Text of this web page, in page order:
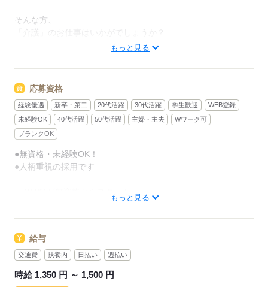
そんな方、
経験や資格がまったくいらない
“サポート”的なお仕事が増えてるんです。
たとえば、未経験・無資格の
新人さんにお任せするのは
の補充・運搬 など
カンタンなお仕事ばかり。
お仕事に慣れてきたら、少しずつ
専門的なこともお任せしていきます。
（食事・入浴・お手洗いのサポートなど）
きちんと経験を積めば、
もっと見る
応募資格
経験優遇 新卒・第二 20代活躍 30代活躍 学生歓迎
WEB登録
未経験OK
40代活躍 50代活躍 主婦・主夫
Wワーク可
ブランクOK
●無資格・未経験OK！
●人柄重視の採用です
・56.7％が未経験からスタート
スクールもありますし、
働ける職場をご紹介するなど、
もっと見る
給与
交通費 扶養内 日払い 週払い
時給 1,350 円 ～ 1,500 円